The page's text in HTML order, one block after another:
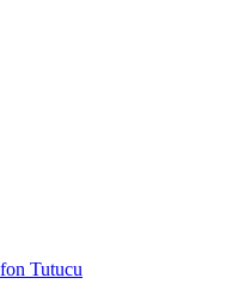
Tutucu